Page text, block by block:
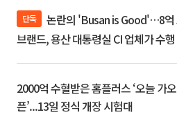
단독
브랜드, 용산 대통령실 CI 업체가 수행
2000억 수혈받은 홈플러스 ‘오늘 가오
픈’...13일 정식 개장 시험대